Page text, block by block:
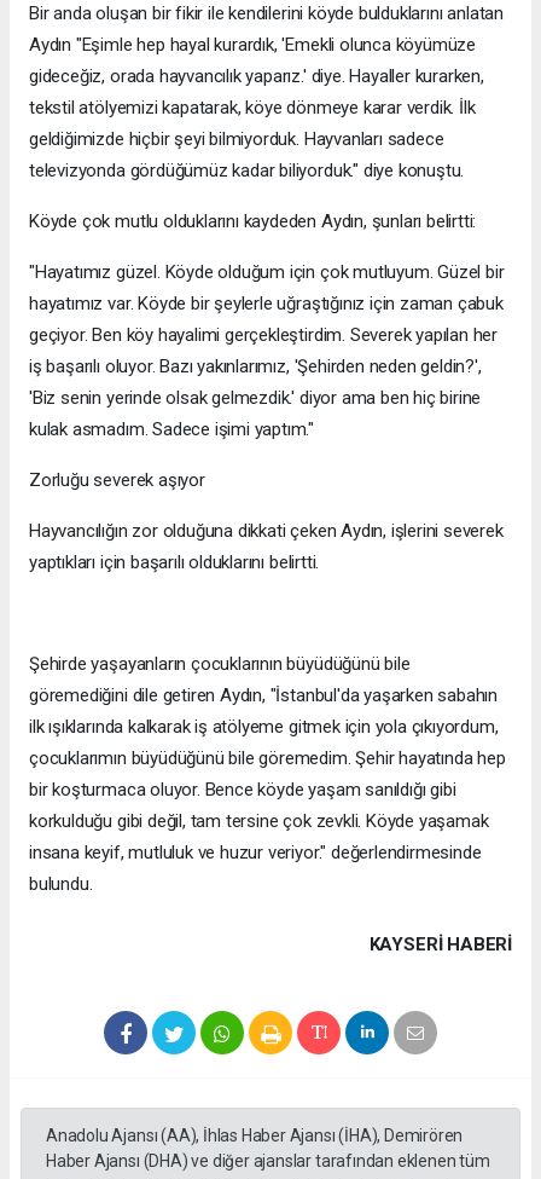
Bir anda oluşan bir fikir ile kendilerini köyde bulduklarını anlatan
Aydın "Eşimle hep hayal kurardık, 'Emekli olunca köyümüze
gideceğiz, orada hayvancılık yaparız.' diye. Hayaller kurarken,
tekstil atölyemizi kapatarak, köye dönmeye karar verdik. İlk
geldiğimizde hiçbir şeyi bilmiyorduk. Hayvanları sadece
televizyonda gördüğümüz kadar biliyorduk." diye konuştu.
Köyde çok mutlu olduklarını kaydeden Aydın, şunları belirtti:
"Hayatımız güzel. Köyde olduğum için çok mutluyum. Güzel bir
hayatımız var. Köyde bir şeylerle uğraştığınız için zaman çabuk
geçiyor. Ben köy hayalimi gerçekleştirdim. Severek yapılan her
iş başarılı oluyor. Bazı yakınlarımız, 'Şehirden neden geldin?',
'Biz senin yerinde olsak gelmezdik.' diyor ama ben hiç birine
kulak asmadım. Sadece işimi yaptım."
Zorluğu severek aşıyor
Hayvancılığın zor olduğuna dikkati çeken Aydın, işlerini severek
yaptıkları için başarılı olduklarını belirtti.
Şehirde yaşayanların çocuklarının büyüdüğünü bile
göremediğini dile getiren Aydın, "İstanbul'da yaşarken sabahın
ilk ışıklarında kalkarak iş atölyeme gitmek için yola çıkıyordum,
çocuklarımın büyüdüğünü bile göremedim. Şehir hayatında hep
bir koşturmaca oluyor. Bence köyde yaşam sanıldığı gibi
korkulduğu gibi değil, tam tersine çok zevkli. Köyde yaşamak
insana keyif, mutluluk ve huzur veriyor." değerlendirmesinde
bulundu.
KAYSERI HABERİ
Anadolu Ajansı (AA), İhlas Haber Ajansı (İHA), Demirören
Haber Ajansı (DHA) ve diğer ajanslar tarafından eklenen tüm